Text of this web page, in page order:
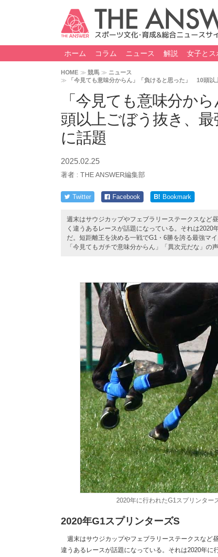
ホーム コラム ニュース 解説 女子とス
HOME 競馬
ニュース
「今見ても意味分からん」「負けると思った」 10頭
「今見ても意味分か
頭以上ごぼう抜き、
に話題
2025.02.25
著者 : THE ANSWER編集部
Twitter Facebook B! Bookmark
週末はサウジカップやフェブラリーステークスなど
く違うあるレースが話題になっている。それは
だ。短距離王を決める一戦でG1・6勝を誇る最強マ
「今見てもガチで意味分からん」「異次元だな」の
2020年に行われたG1スプリンター
2020年G1スプリンターズS
週末はサウジカップやフェブラリーステークスなど
違うあるレースが話題になっている。それは2020年